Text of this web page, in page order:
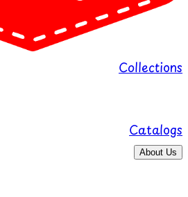
Collections
Catalogs
About Us